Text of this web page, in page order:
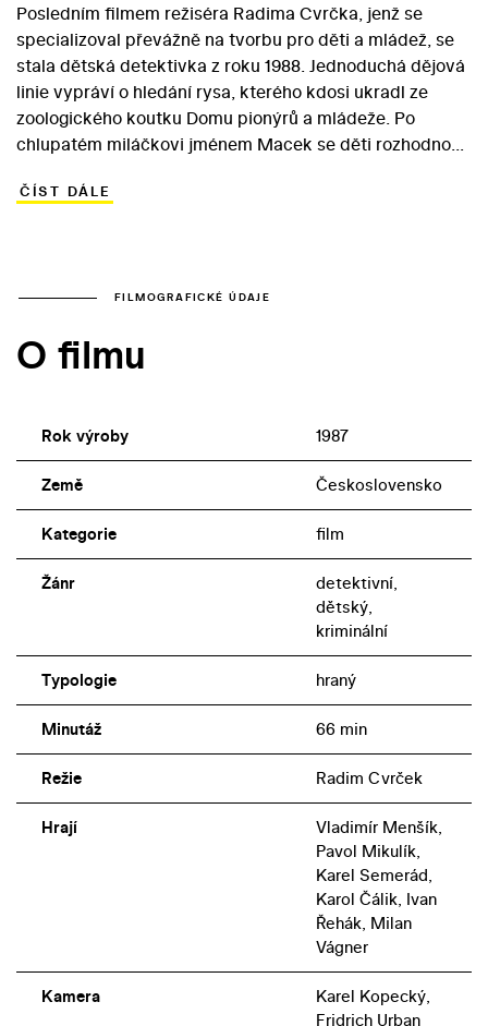
Posledním filmem režiséra Radima Cvrčka, jenž se
specializoval převážně na tvorbu pro děti a mládež, se
stala dětská detektivka z roku 1988. Jednoduchá dějová
linie vypráví o hledání rysa, kterého kdosi ukradl ze
zoologického koutku Domu pionýrů a mládeže. Po
chlupatém miláčkovi jménem Macek se děti rozhodnou
Veřejné bezpečnosti (tehdejší policie), kteří vyšetřují
ministerského úředníka Honzíčka z tragikomedie Dobří
osmapadesátiletého Vladimíra Menšíka. Ten v rámci
ČÍST DÁLE
FILMOGRAFICKÉ ÚDAJE
O filmu
Rok výroby 1987
Země Československo
Kategorie film
Žánr
detektivní,
dětský,
kriminální
Typologie hraný
Minutáž 66 min
Režie Radim Cvrček
Hrají
Vladimír Menšík,
Pavol Mikulík,
Karel Semerád,
Karol Čálik, Ivan
Řehák, Milan
Vágner
Kamera
Karel Kopecký,
Fridrich Urban